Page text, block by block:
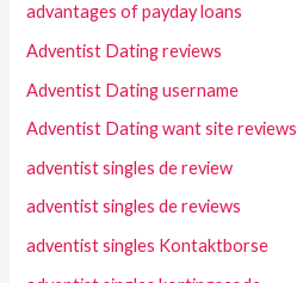
advantages of payday loans
Adventist Dating reviews
Adventist Dating username
Adventist Dating want site reviews
adventist singles de review
adventist singles de reviews
adventist singles Kontaktborse